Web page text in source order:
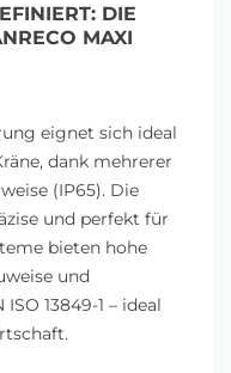
DIE
MAXI
eignet sich ideal
dank mehrerer
(IP65). Die
und perfekt für
bieten hohe
und
13849-1 – ideal